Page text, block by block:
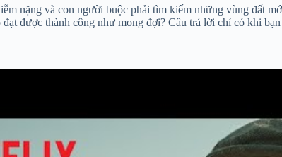
nặng và con người buộc phải tìm kiếm những vùng đất
được thành công như mong đợi? Câu trả lời chỉ có khi